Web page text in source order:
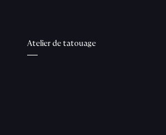
Atelier de tatouage